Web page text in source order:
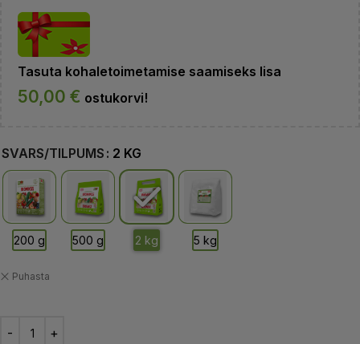
Tasuta kohaletoimetamise saamiseks lisa
50,00 € ostukorvi!
SVARS/TILPUMS 2 KG
Puhasta